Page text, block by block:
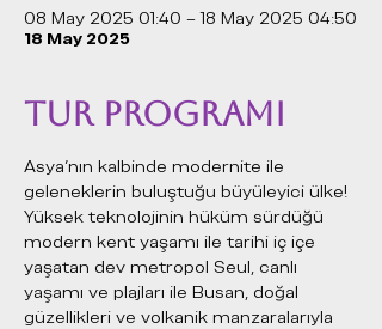
08 May 2025 01:40 – 18 May 2025 04:50
18 May 2025
TUR PROGRAMI
Asya'nın kalbinde modernite ile
geleneklerin buluştuğu büyüleyici ülke!
Yüksek teknolojinin hüküm sürdüğü
modern kent yaşamı ile tarihi iç içe
yaşatan dev metropol Seul, canlı
yaşamı ve plajları ile Busan, doğal
güzellikleri ve volkanik manzaralarıyla